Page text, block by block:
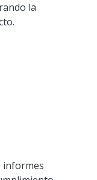
la
informes